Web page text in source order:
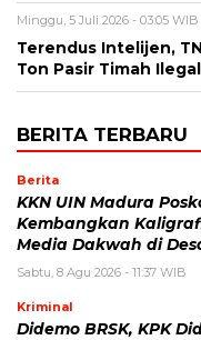
Minggu, 5 Juli 2026 - 03:05 WIB
Terendus Intelijen,
Ton Pasir Timah
BERITA TERBARU
Berita
KKN UIN Madura
Kembangkan
Media Dakwah di
Sabtu, 8 Agu 2026 - 11:37 WIB
Kriminal
Didemo BRSK, KPK